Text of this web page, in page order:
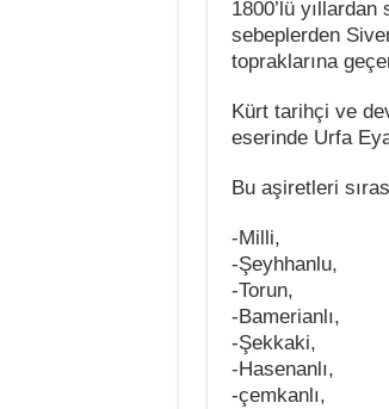
1800’lü
sebeplerden
topraklarına
Kürt tarihçi ve
eserinde Urfa
Bu aşiretleri
-Milli,
-Şeyhhanlu,
-Torun,
-Bamerianlı,
-Şekkaki,
-Hasenanlı,
-çemkanlı,